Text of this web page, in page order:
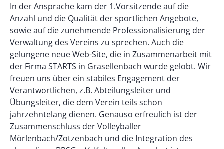
In der Ansprache kam der 1.Vorsitzende auf die
Anzahl und die Qualität der sportlichen Angebote,
sowie auf die zunehmende Professionalisierung der
Verwaltung des Vereins zu sprechen. Auch die
gelungene neue Web-Site, die in Zusammenarbeit mit
der Firma STARTS in Grasellenbach wurde gelobt. Wir
freuen uns über ein stabiles Engagement der
Verantwortlichen, z.B. Abteilungsleiter und
Übungsleiter, die dem Verein teils schon
jahrzehntelang dienen. Genauso erfreulich ist der
Zusammenschluss der Volleyballer
Mörlenbach/Zotzenbach und die Integration des